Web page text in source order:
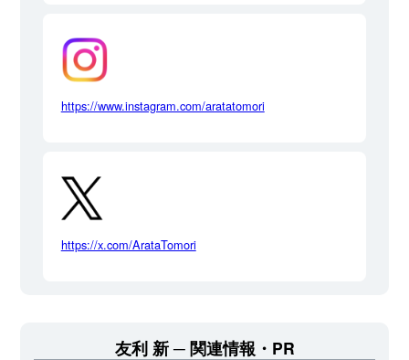
https://www.instagram.com/aratatomori
https://x.com/ArataTomori
友利 新 関連情報・PR